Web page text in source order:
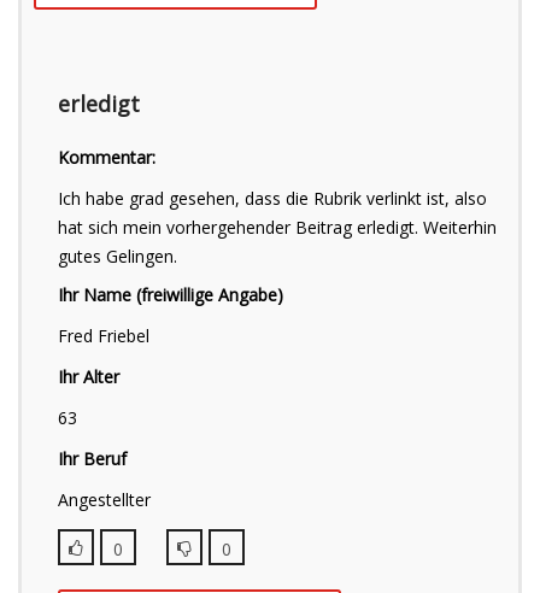
erledigt
Kommentar:
Ich habe grad gesehen, dass die Rubrik verlinkt ist, also
hat sich mein vorhergehender Beitrag erledigt. Weiterhin
gutes Gelingen.
Ihr Name (freiwillige Angabe)
Fred Friebel
Ihr Alter
63
Ihr Beruf
Angestellter
0 0